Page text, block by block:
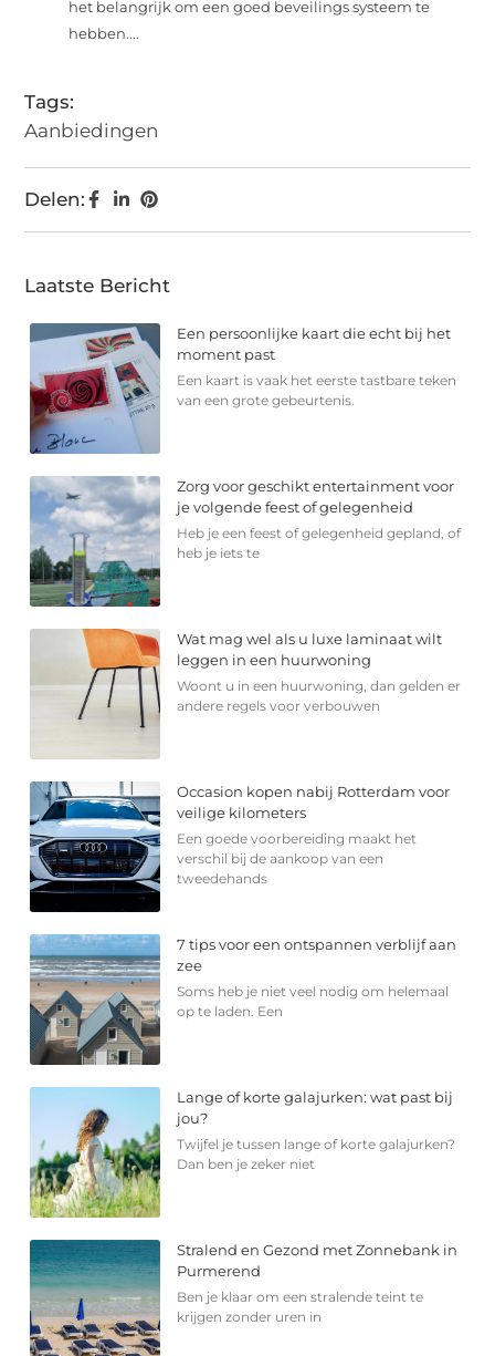
het belangrijk om een goed beveilings systeem te
hebben....
Tags:
Aanbiedingen
Delen:
Laatste Bericht
Een persoonlijke kaart die echt bij het
moment past
Een kaart is vaak het eerste tastbare teken
van een grote gebeurtenis.
Zorg voor geschikt entertainment voor
je volgende feest of gelegenheid
Heb je een feest of gelegenheid gepland, of
heb je iets te
Wat mag wel als u luxe laminaat wilt
leggen in een huurwoning
Woont u in een huurwoning, dan gelden er
andere regels voor verbouwen
Occasion kopen nabij Rotterdam voor
veilige kilometers
Een goede voorbereiding maakt het
verschil bij de aankoop van een
tweedehands
7 tips voor een ontspannen verblijf aan
zee
Soms heb je niet veel nodig om helemaal
op te laden. Een
Lange of korte galajurken: wat past bij
jou?
Twijfel je tussen lange of korte galajurken?
Dan ben je zeker niet
Stralend en Gezond met Zonnebank in
Purmerend
Ben je klaar om een stralende teint te
krijgen zonder uren in